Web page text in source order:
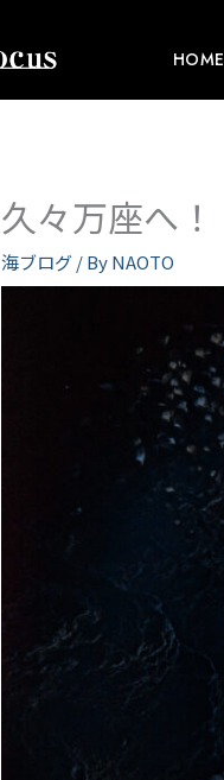
HOME
久々万座へ！
海ブログ/ ByNAOTO